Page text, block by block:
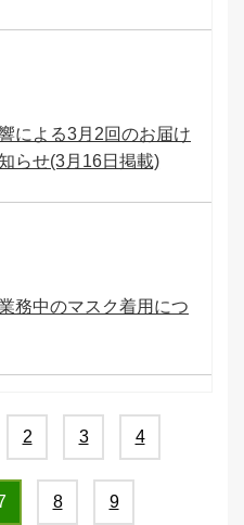
による3月2回のお届け
らせ(3月16日掲載)
務中のマスク着用につ
2 3 4
8 9